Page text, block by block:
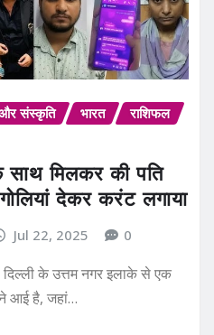
संस्कृति भारत
राशिफल
साथ मिलकर की पति
देकर करंट लगाया
Jul 22, 2025 0
के उत्तम नगर इलाके से एक
आई है, जहां…